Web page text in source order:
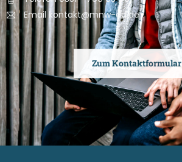
Telefon 0351 - 796 63 48
Email kontakt@mnw-dd.de
Zum Kontaktformular